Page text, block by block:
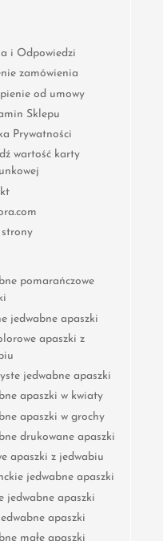
i Odpowiedzi
zamówienia
od umowy
Sklepu
Prywatności
wartość karty
pomarańczowe
jedwabne apaszki
apaszki z
jedwabne apaszki
apaszki w kwiaty
apaszki w grochy
drukowane apaszki
apaszki z jedwabiu
jedwabne apaszki
jedwabne apaszki
apaszki
małe apaszki